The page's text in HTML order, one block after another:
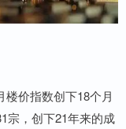
价指数创下18个月
宗，创下21年来的成